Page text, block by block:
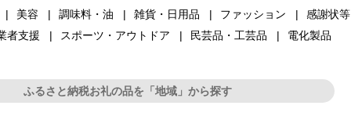
美容 調味料・油 雑貨・日用品 ファッション 感謝状等
者支援
スポーツ・アウトドア 民芸品・工芸品 電化製品
ふるさと納税お礼の品を「地域」から探す